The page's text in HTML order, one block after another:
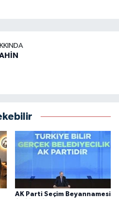
AK Parti Seçim Beyannamesi